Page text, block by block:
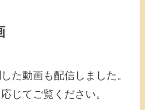
た動画も配信しました。
じてご覧ください。